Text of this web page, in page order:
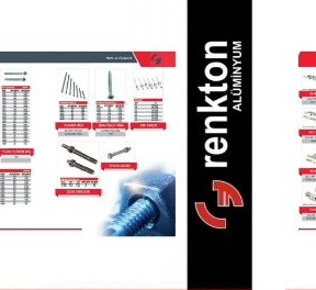
Montaj Vidaları